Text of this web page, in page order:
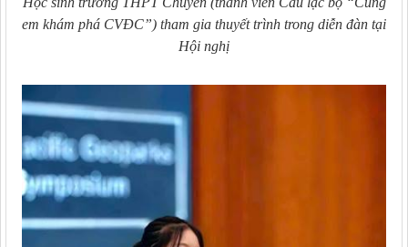
em khám phá CVĐC”) tham gia thuyết trình trong diễn đàn tại
Hội nghị